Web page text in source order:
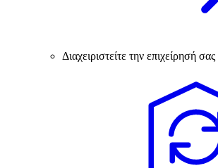
Διαχειριστείτε την επιχείρησή σας